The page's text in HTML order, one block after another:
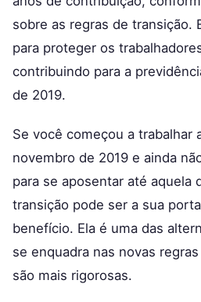
sobre as regras de transição.
para proteger os
contribuindo para a
de 2019.
Se você começou a trabalhar
novembro de 2019 e ainda
para se aposentar até aquela
transição pode ser a sua
benefício. Ela é uma das
se enquadra nas novas
são mais rigorosas.